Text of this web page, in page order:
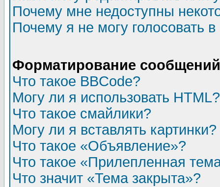
Почему мне недоступны
Почему я не могу голосовать
Форматирование
Что такое BBCode?
Могу ли я использовать HTML?
Что такое смайлики?
Могу ли я вставлять картинки?
Что такое «Объявление»?
Что такое «Прилепленная
Что значит «Тема закрыта»?